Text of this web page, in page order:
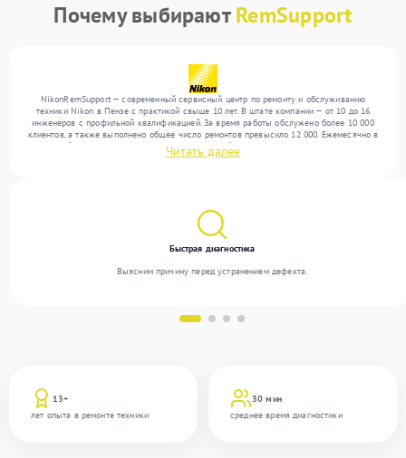
Почему выбираютRemSupport
NikonRemSupport — современный сервисный центр по ремонту и обслуживанию
техники Nikon в Пензе с практикой свыше 10 лет. В штате компании — от 10 до 16
инженеров с профильной квалификацией. За время работы обслужено более 10 000
клиентов, а также выполнено общее число ремонтов превысило 12 000. Ежемесячно в
сервисный центр поступает более 300 обращений, включая , , . Мы выполняем ремонт
различного уровня сложности и обеспечиваем надежный результат благодаря
Читать далее
13+
лет опыта в ремонте техники
30 мин
среднее время диагностики
Быстрая диагностика
Выясним причину перед устранением дефекта.